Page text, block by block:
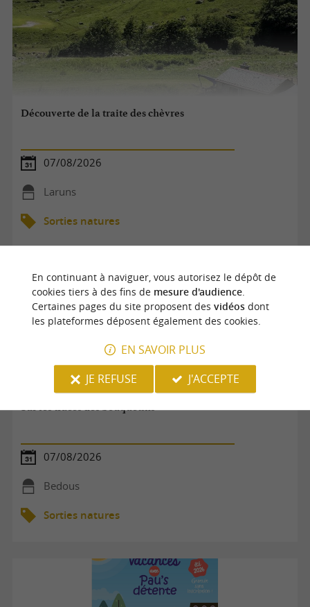
Découverte de la traite des chèvres
07/08/2026
Laruns
Sorties natures
Sur les traces des bouquetins
07/08/2026
Bedous
Sorties natures
En continuant à naviguer, vous autorisez le dépôt de
cookies tiers à des fins de mesure d'audience.
Certaines pages du site proposent des vidéosdont
les plateformes déposent également des cookies.
EN SAVOIR PLUS
JE REFUSE
J'ACCEPTE